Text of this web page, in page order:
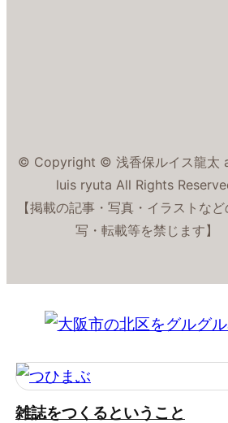
© Copyright © 浅香保ルイス龍太
luis ryuta All Rights
【掲載の記事・写真・イラストな
写・転載等を禁じます】
雑誌をつくるということ